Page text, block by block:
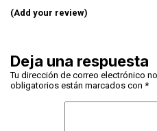
(Add your review)
Deja una respuesta
Tu dirección de correo electrónico
obligatorios están marcados con *